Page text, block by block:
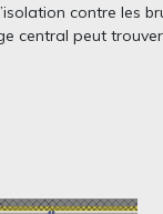
contre les
central peut